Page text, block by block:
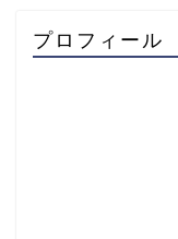
プロフィール